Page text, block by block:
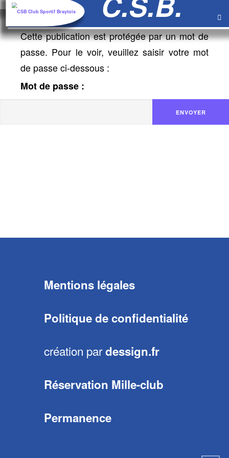
contenu
Cette publication est protégée par un mot de
passe. Pour le voir, veuillez saisir votre mot
de passe ci-dessous :
Mot de passe :
ENVOYER
Mentions légales
Politique de confidentialité
création pardessign.fr
Réservation Mille-club
Permanence